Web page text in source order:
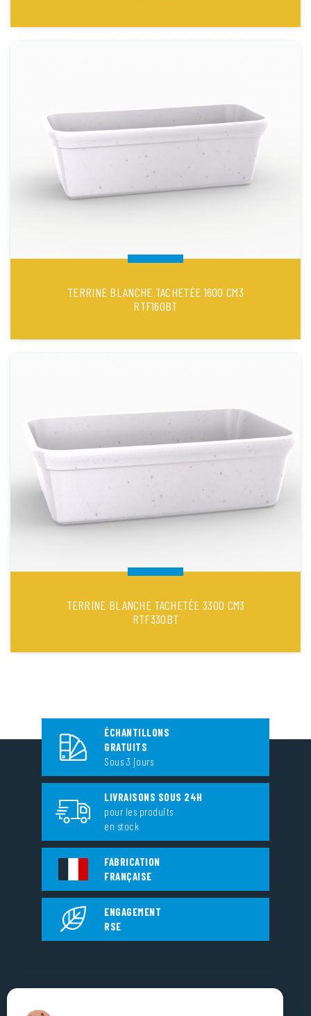
TERRINE BLANCHE TACHETÉE 1600 CM3
RTF160BT
TERRINE BLANCHE TACHETÉE 3300 CM3
RTF330BT
ÉCHANTILLONS
GRATUITS
Sous 3 jours
LIVRAISONS SOUS 24H
pour les produits
en stock
FABRICATION
FRANÇAISE
ENGAGEMENT
RSE